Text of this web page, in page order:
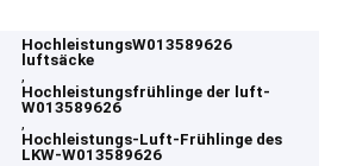
HochleistungsW013589626
luftsäcke
,
Hochleistungsfrühlinge der luft-
W013589626
,
Hochleistungs-Luft-Frühlinge des
LKW-W013589626